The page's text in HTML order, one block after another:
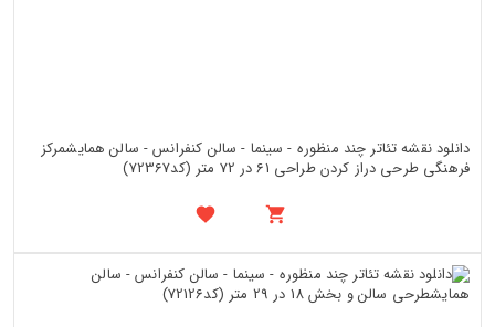
دانلود نقشه تئاتر چند منظوره - سینما - سالن کنفرانس - سالن همایشمرکز
فرهنگی طرحی دراز کردن طراحی 61 در 72 متر (کد72367)